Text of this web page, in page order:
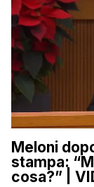
Meloni
stampa:
cosa?” |